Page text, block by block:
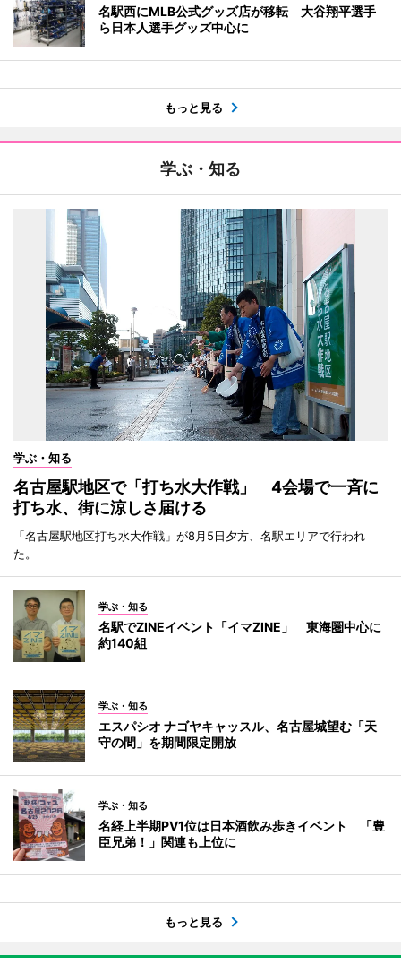
名駅西にMLB公式グッズ店が移転 大谷翔平選手
ら日本人選手グッズ中心に
もっと見る
学ぶ・知る
学ぶ・知る
名古屋駅地区で「打ち水大作戦」 4会場で一斉に
打ち水、街に涼しさ届ける
「名古屋駅地区打ち水大作戦」が8月5日夕方、名駅エリアで行われ
た。
学ぶ・知る
名駅でZINEイベント「イマZINE」 東海圏中心に
約140組
学ぶ・知る
エスパシオ ナゴヤキャッスル、名古屋城望む「天
守の間」を期間限定開放
学ぶ・知る
名経上半期PV1位は日本酒飲み歩きイベント 「豊
臣兄弟！」関連も上位に
もっと見る